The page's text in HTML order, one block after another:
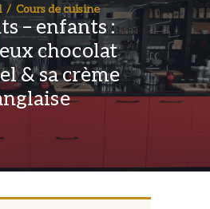
Cours de cuisine
– enfants :
chocolat
& sa crème